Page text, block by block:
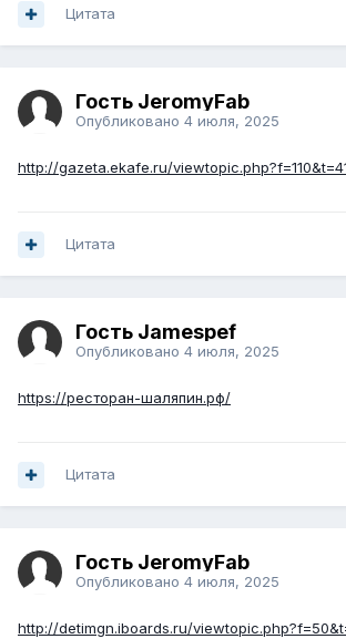
Цитата
Гость JeromyFab
Опубликовано 4 июля, 2025
http://gazeta.ekafe.ru/
Цитата
Гость Jamespef
Опубликовано 4 июля, 2025
https://ресторан-шаляпин.рф/
Цитата
Гость JeromyFab
Опубликовано 4 июля, 2025
http://detimgn.iboards.ru/